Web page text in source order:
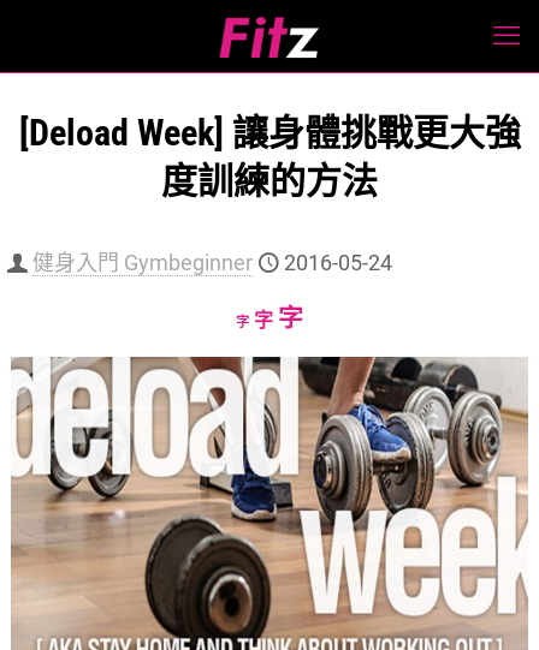
[Deload Week] 讓身體挑戰更大強
度訓練的方法
健身入門 Gymbeginner 2016-05-24
字Decrease
size.
字Reset
size.
字Increase
size.